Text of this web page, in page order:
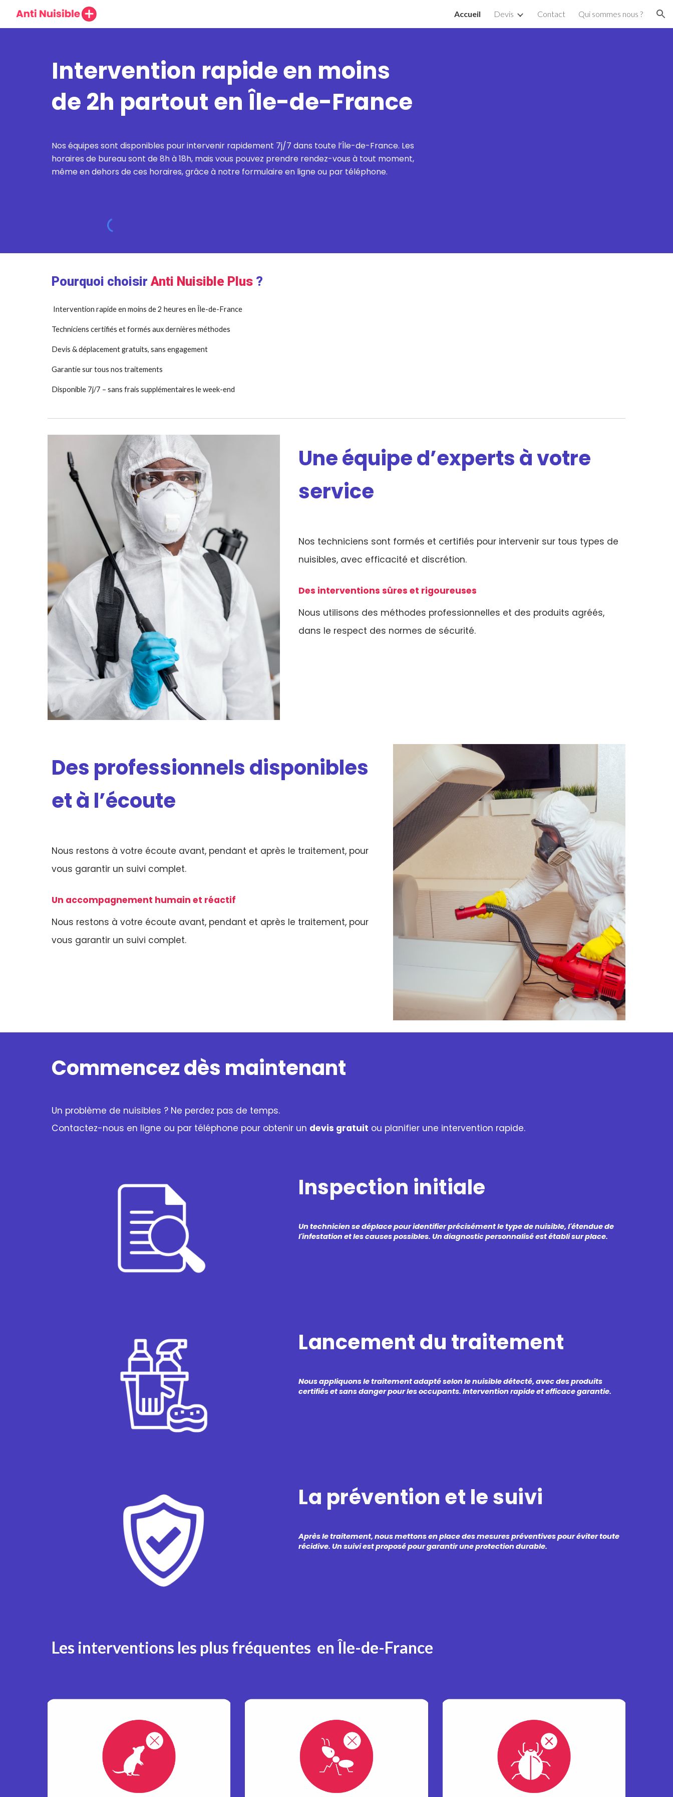
Skip to navigationAccueil Devis Contact Qui sommes nous ?
Intervention rapide en moins
de 2h partout en Île-de-France
Nos équipes sont disponibles pour intervenir rapidement 7j/7 dans toute l’Île-de-France. Les
horaires de bureau sont de 8h à 18h, mais vous pouvez prendre rendez-vous à tout moment,
même en dehors de ces horaires, grâce à notre formulaire en ligne ou par téléphone.
Pourquoi choisirAnti Nuisible Plus?
Intervention rapide en moins de 2 heures en Île-de-France
Techniciens certifiés et formés aux dernières méthodes
Devis & déplacement gratuits, sans engagement
Garantie sur tous nos traitements
Disponible 7j/7 – sans frais supplémentaires le week-end
Une équipe d’experts à votre
service
Nos techniciens sont formés et certifiés pour intervenir sur tous types de
nuisibles, avec efficacité et discrétion.
Des interventions sûres et rigoureuses
Nous utilisons des méthodes professionnelles et des produits agréés,
dans le respect des normes de sécurité.
Des professionnels disponibles
et à l’écoute
Nous restons à votre écoute avant, pendant et après le traitement, pour
vous garantir un suivi complet.
Un accompagnement humain et réactif
Nous restons à votre écoute avant, pendant et après le traitement, pour
vous garantir un suivi complet.
Commencez dès maintenant
Un problème de nuisibles ? Ne perdez pas de temps.
Contactez-nous en ligne ou par téléphone pour obtenir un devis gratuit ou planifier une intervention rapide.
Inspection initiale
Un technicien se déplace pour identifier précisément le type de nuisible, l'étendue de
l'infestation et les causes possibles. Un diagnostic personnalisé est établi sur place.
Lancement du traitement
Nous appliquons le traitement adapté selon le nuisible détecté, avec des produits
certifiés et sans danger pour les occupants. Intervention rapide et efficace garantie.
La prévention et le suivi
Après le traitement, nous mettons en place des mesures préventives pour éviter toute
récidive. Un suivi est proposé pour garantir une protection durable.
Les interventions les plus fréquentes en Île-de-France